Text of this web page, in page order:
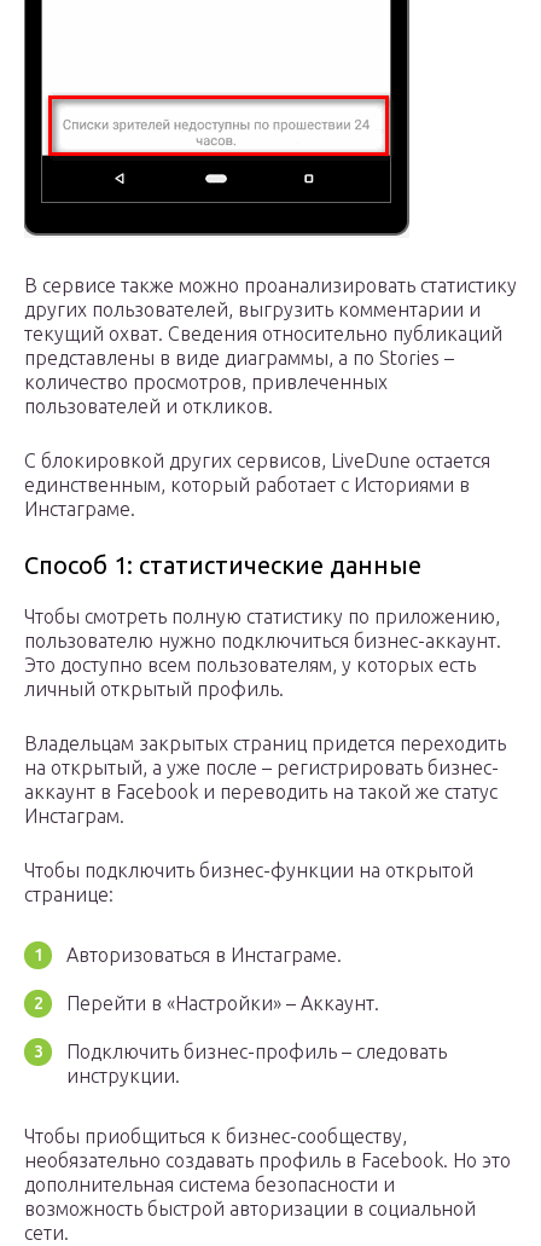
В сервисе также можно проанализировать статистику
других пользователей, выгрузить комментарии и
текущий охват. Сведения относительно публикаций
представлены в виде диаграммы, а по Stories –
количество просмотров, привлеченных
пользователей и откликов.
С блокировкой других сервисов, LiveDune остается
единственным, который работает с Историями в
Инстаграме.
Способ 1: статистические данные
Чтобы смотреть полную статистику по приложению,
пользователю нужно подключиться бизнес-аккаунт.
Это доступно всем пользователям, у которых есть
личный открытый профиль.
Владельцам закрытых страниц придется переходить
на открытый, а уже после – регистрировать бизнес-
аккаунт в Facebook и переводить на такой же статус
Инстаграм.
Чтобы подключить бизнес-функции на открытой
странице:
Авторизоваться в Инстаграме.
Перейти в «Настройки» – Аккаунт.
Подключить бизнес-профиль – следовать
инструкции.
Чтобы приобщиться к бизнес-сообществу,
необязательно создавать профиль в Facebook. Но это
дополнительная система безопасности и
возможность быстрой авторизации в социальной
сети.